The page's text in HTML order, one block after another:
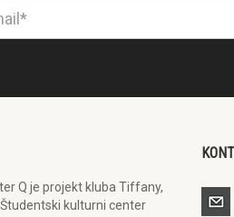
Q je projekt kluba Tiffany,
kulturni center